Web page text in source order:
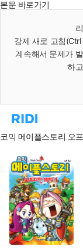
본문 바로가기
강제 새로 고침
계속해서 문제가
하
리
홈
로
이
동
코믹 메이플스토리 오